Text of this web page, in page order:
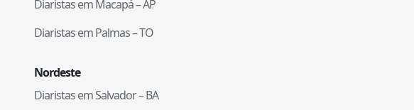
Diaristas emMacapá–AP
Diaristas emPalmas–TO
Nordeste
Diaristas emSalvador–BA